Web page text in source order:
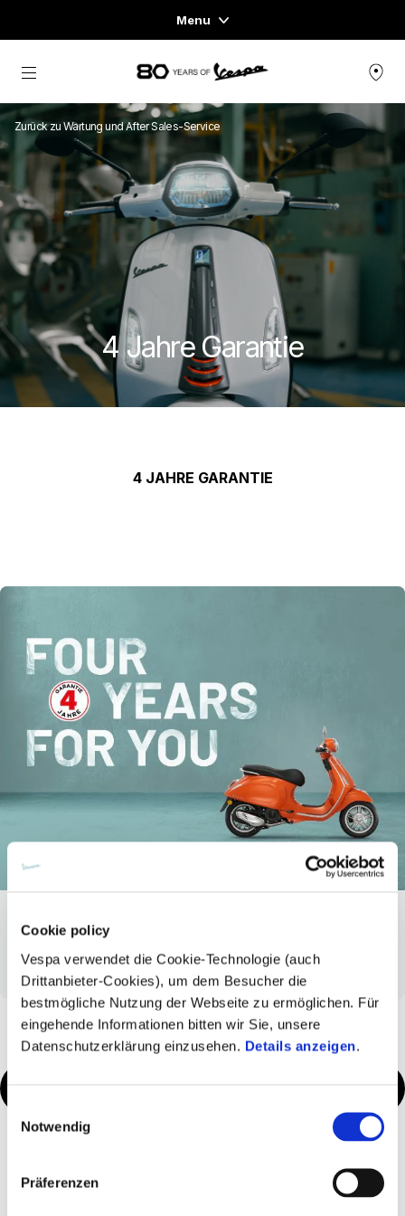
Cookie policy
Vespa verwendet die Cookie-Technologie (auch
Drittanbieter-Cookies), um dem Besucher die
bestmögliche Nutzung der Webseite zu ermöglichen. Für
eingehende Informationen bitten wir Sie, unsere
Datenschutzerklärung einzusehen. Details anzeigen.
Einwilligungsauswahl
Notwendig
Präferenzen
Menu
Home
FAHRZEUGE
READY TO WEAR & LIFESTYLE
ERFAHRUNGEN
CONCEPT STORE
Skip to content
Zurück zu Wartung und After Sales-Service
4 Jahre Garantie
4 JAHRE GARANTIE
4 JAHRE GARANTIE AUF VESPA. NULL SORGEN,
UNBEGRENZTE EMOTIONEN.
WORUM HANDELT ES SICH?